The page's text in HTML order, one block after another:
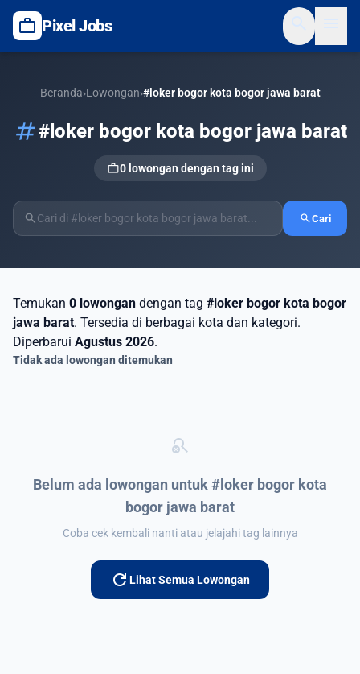
work Pixel Jobs
Beranda›Lowongan›#loker bogor kota bogor jawa barat
tag#loker bogor kota bogor jawa barat
work0 lowongan dengan tag ini
search searchCari
Temukan 0 lowongan dengan tag #loker bogor kota bogor
jawa barat. Tersedia di berbagai kota dan kategori.
Diperbarui Agustus 2026.
Tidak ada lowongan ditemukan
search_off
Belum ada lowongan untuk #loker bogor kota
bogor jawa barat
Coba cek kembali nanti atau jelajahi tag lainnya
refresh Lihat Semua Lowongan